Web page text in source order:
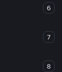
6
7
8